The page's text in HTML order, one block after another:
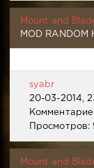
Mount and
MOD RANDOM
syabr
20-03-2014,
Просмотров:
Mount and